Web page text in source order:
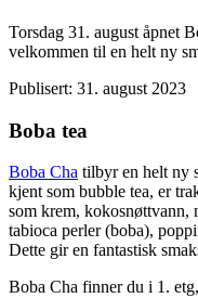
Helse
Aktiviteter
Tilbud
Inspirasjon
Søk
Torsdag 31. august åpnet
velkommen til en helt ny
Publisert: 31. august 2023
Boba tea
Boba Cha tilbyr en helt ny
kjent som bubble tea, er
som krem, kokosnøttvann,
tabioca perler (boba),
Dette gir en fantastisk
Boba Cha finner du i 1.